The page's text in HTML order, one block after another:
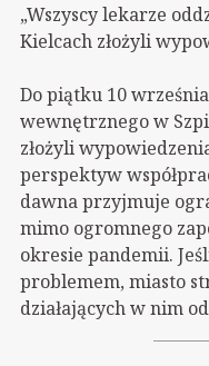
„Wszyscy lekarze
Kielcach złożyli
Do piątku 10
wewnętrznego w
złożyli
perspektyw
dawna przyjmuje
mimo ogromnego
okresie pandemii.
problemem, miasto
działających w nim